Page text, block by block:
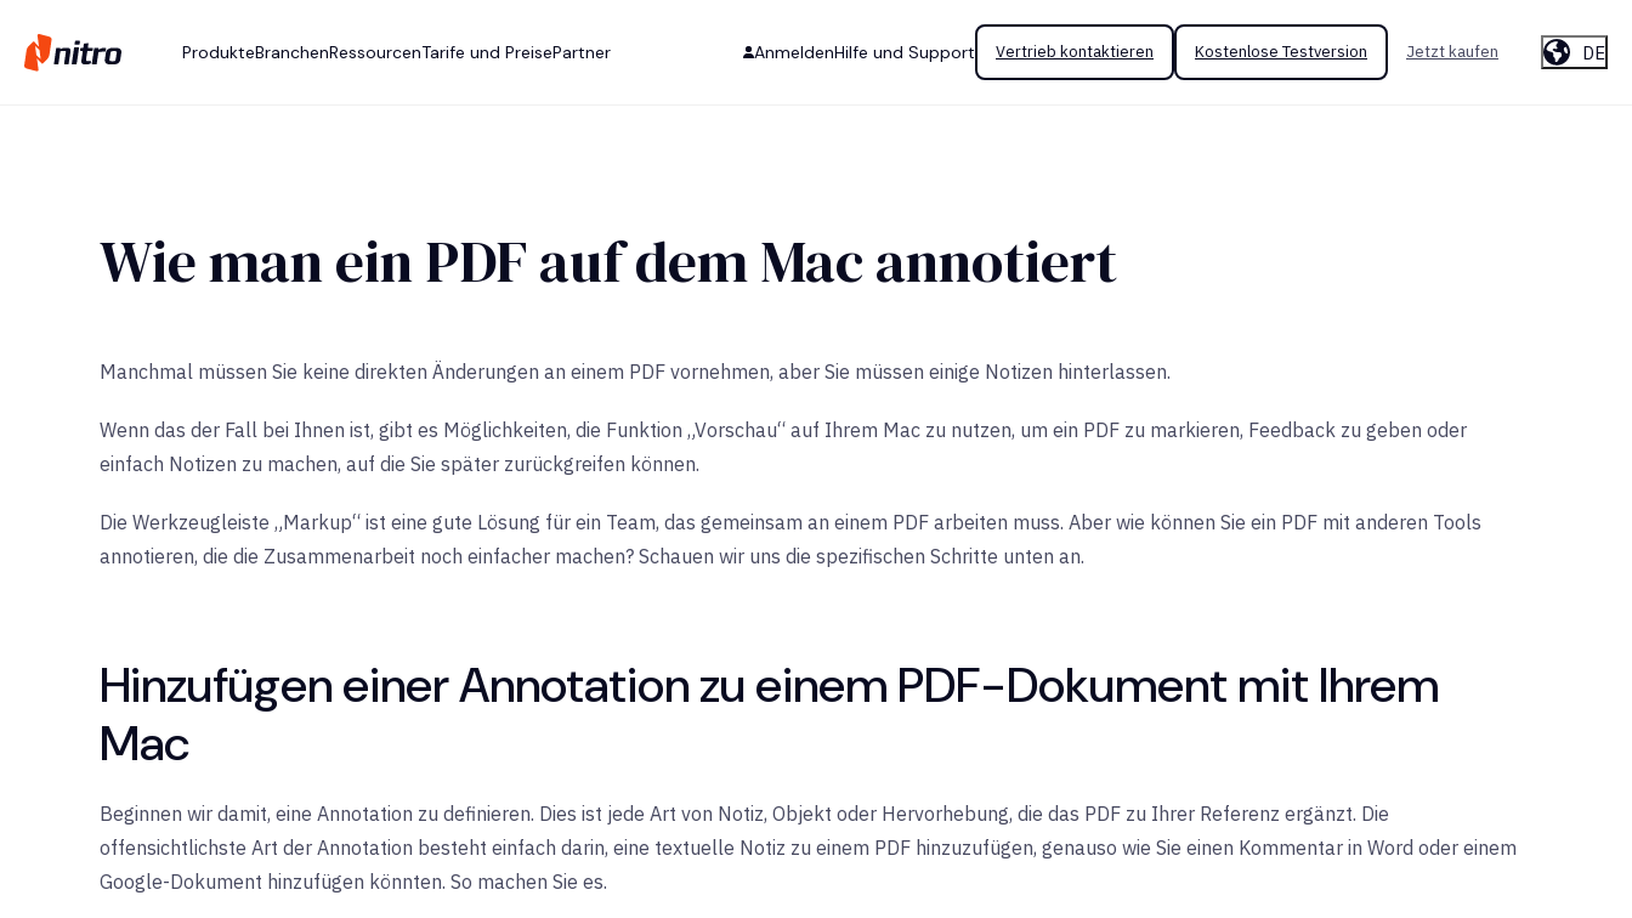
ProdukteBranchenRessourcenTarife und PreisePartner AnmeldenHilfe und Support Vertrieb kontaktieren Kostenlose Testversion Jetzt kaufen DE
Wie man ein PDF auf dem Mac annotiert
Manchmal müssen Sie keine direkten Änderungen an einem PDF vornehmen, aber Sie müssen einige Notizen hinterlassen.
Wenn das der Fall bei Ihnen ist, gibt es Möglichkeiten, die Funktion „Vorschau“ auf Ihrem Mac zu nutzen, um ein PDF zu markieren, Feedback zu geben oder
einfach Notizen zu machen, auf die Sie später zurückgreifen können.
Die Werkzeugleiste „Markup“ ist eine gute Lösung für ein Team, das gemeinsam an einem PDF arbeiten muss. Aber wie können Sie ein PDF mit anderen Tools
annotieren, die die Zusammenarbeit noch einfacher machen? Schauen wir uns die spezifischen Schritte unten an.
Hinzufügen einer Annotation zu einem PDF-Dokument mit Ihrem
Mac
Beginnen wir damit, eine Annotation zu definieren. Dies ist jede Art von Notiz, Objekt oder Hervorhebung, die das PDF zu Ihrer Referenz ergänzt. Die
offensichtlichste Art der Annotation besteht einfach darin, eine textuelle Notiz zu einem PDF hinzuzufügen, genauso wie Sie einen Kommentar in Word oder einem
Google-Dokument hinzufügen könnten. So machen Sie es.